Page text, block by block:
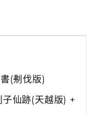
(刜伐版)
仙跡(天越版) +